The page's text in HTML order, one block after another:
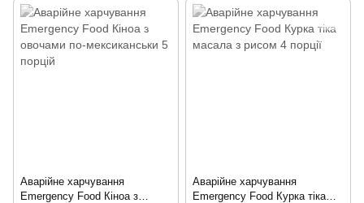
Аварійне харчування
Emergency Food Кіноа з
Аварійне харчування
Emergency Food Курка тіка